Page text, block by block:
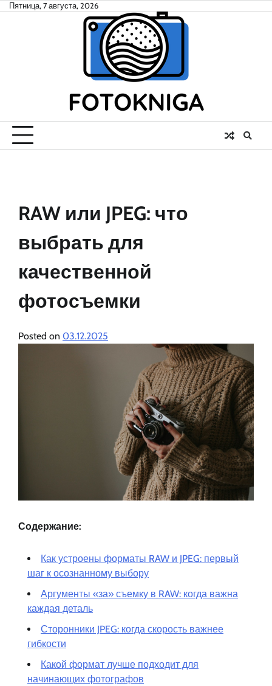
SkipПятница, 7 августа, 2026
RAW или JPEG: что
выбрать для
качественной
фотосъемки
Posted on 03.12.2025
Содержание:
Как устроены форматы RAW и JPEG: первый
шаг к осознанному выбору
Аргументы «за» съемку в RAW: когда важна
каждая деталь
Сторонники JPEG: когда скорость важнее
гибкости
Какой формат лучше подходит для
начинающих фотографов